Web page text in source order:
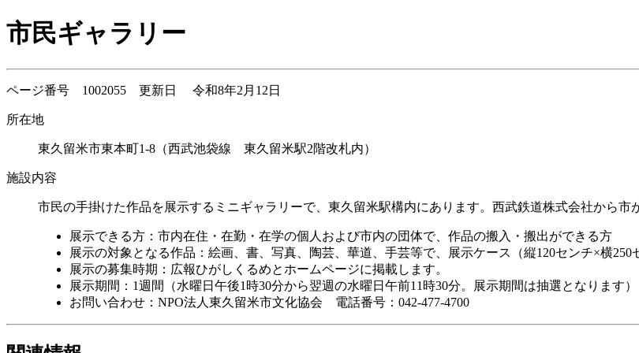
市民ギャラリー
ページ番号 1002055 更新日 令和8年2月12日
所在地
東久留米市東本町1-8（西武池袋線 東久留米駅2階改札内）
施設内容
市民の手掛けた作品を展示するミニギャラリーで、東久留米駅構内にあります。西武鉄道株式会社から市
展示できる方：市内在住・在勤・在学の個人および市内の団体で、作品の搬入・搬出ができる方
展示の対象となる作品：絵画、書、写真、陶芸、華道、手芸等で、展示ケース（縦120センチ×横250
展示の募集時期：広報ひがしくるめとホームページに掲載します。
展示期間：1週間（水曜日午後1時30分から翌週の水曜日午前11時30分。展示期間は抽選となります）
お問い合わせ：NPO法人東久留米市文化協会 電話番号：042-477-4700